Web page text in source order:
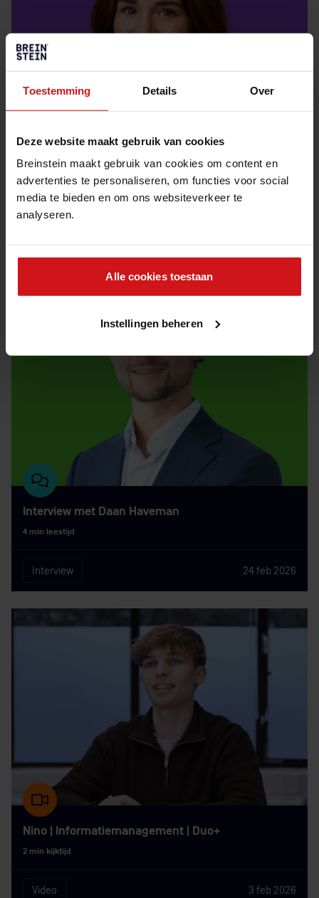
Toestemming Details Over
Deze website maakt gebruik van cookies
Breinstein maakt gebruik van cookies om content en
advertenties te personaliseren, om functies voor social
media te bieden en om ons websiteverkeer te
analyseren.
Alle cookies toestaan
Instellingen beheren
Interview met Noa Staals
5 min leestijd
Interview met Daan Haveman
4 min leestijd
Interview 24 feb 2026
Nino | Informatiemanagement | Duo+
2 min kijktijd
Video 3 feb 2026